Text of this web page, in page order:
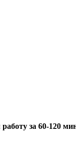
за 60-120